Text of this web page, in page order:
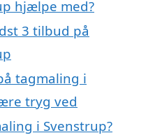
hjælpe med?
3 tilbud på
tagmaling i
tryg ved
i Svenstrup?